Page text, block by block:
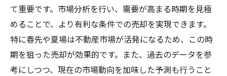
て重要です。市場分析を行い、需要が高まる時期を見極
めることで、より有利な条件での売却を実現できます。
特に春先や夏場は不動産市場が活発になるため、この時
期を狙った売却が効果的です。また、過去のデータを参
考にしつつ、現在の市場動向を加味した予測も行うこと